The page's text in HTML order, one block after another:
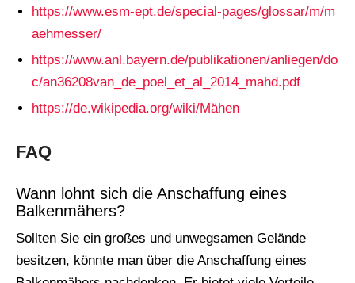
https://www.esm-ept.de/special-pages/glossar/m/m
aehmesser/
https://www.anl.bayern.de/publikationen/anliegen/do
c/an36208van_de_poel_et_al_2014_mahd.pdf
https://de.wikipedia.org/wiki/Mähen
FAQ
Wann lohnt sich die Anschaffung eines
Balkenmähers?
Sollten Sie ein großes und unwegsamen Gelände
besitzen, könnte man über die Anschaffung eines